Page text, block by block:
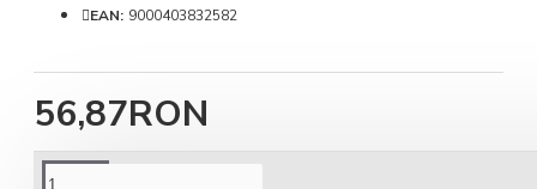
56,87RON
EAN: 9000403832582